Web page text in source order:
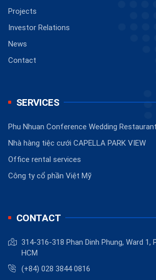
Projects
Investor Relations
News
Contact
SERVICES
Phu Nhuan Conference Wedding Restaurant
Nhà hàng tiệc cưới CAPELLA PARK VIEW
Office rental services
Công ty cổ phần Việt Mỹ
CONTACT
314-316-318 Phan Dinh Phung, Ward 1,
HCM
(+84) 028 3844 0816